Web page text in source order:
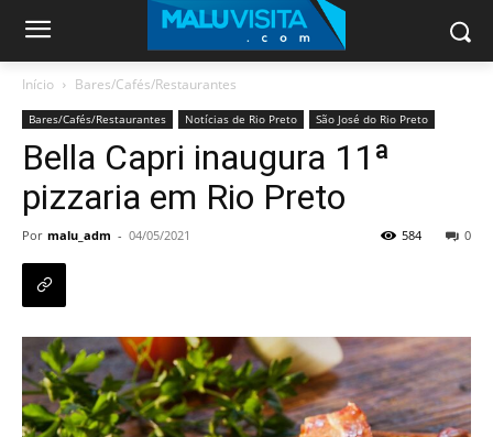
Início Bares/Cafés/Restaurantes
Bares/Cafés/Restaurantes Notícias de Rio Preto São José do Rio Preto
Bella Capri inaugura 11ª
pizzaria em Rio Preto
Por malu_adm - 04/05/2021 0
584